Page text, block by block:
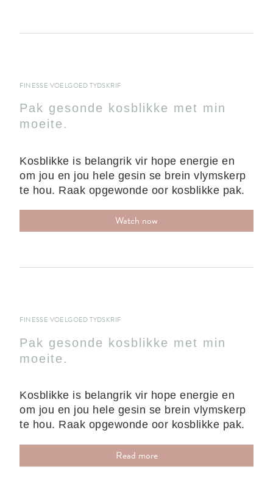
FINESSE VOELGOED TYDSKRIF
Pak gesonde kosblikke met min
moeite.
Kosblikke is belangrik vir hope energie en
om jou en jou hele gesin se brein vlymskerp
te hou. Raak opgewonde oor kosblikke pak.
Watch now
FINESSE VOELGOED TYDSKRIF
Pak gesonde kosblikke met min
moeite.
Kosblikke is belangrik vir hope energie en
om jou en jou hele gesin se brein vlymskerp
te hou. Raak opgewonde oor kosblikke pak.
Read more